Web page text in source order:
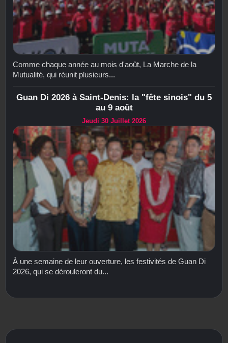
Comme chaque année au mois d'août, La Marche de la
Mutualité, qui réunit plusieurs...
Guan Di 2026 à Saint-Denis: la "fête sinois" du 5
au 9 août
Jeudi 30 Juillet 2026
À une semaine de leur ouverture, les festivités de Guan Di
2026, qui se dérouleront du...